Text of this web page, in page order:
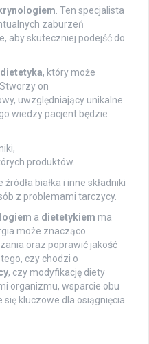
. Ten specjalista
zaburzeń
aby skuteczniej podejść do
dietetyka, który może
on
uwzględniający unikalne
wiedzy pacjent będzie
produktów.
białka i inne składniki
z problemami tarczycy.
a dietetykiem ma
może znacząco
oraz poprawić jakość
czy chodzi o
, czy modyfikację diety
organizmu, wsparcie obu
kluczowe dla osiągnięcia